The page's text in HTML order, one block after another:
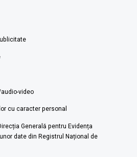
video
cu caracter personal
Generală pentru Evidența
date din Registrul Național de